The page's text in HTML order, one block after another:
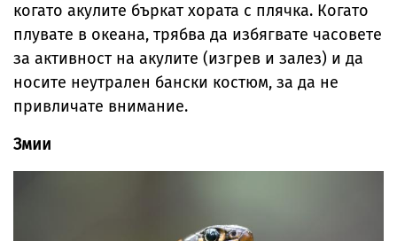
когато акулите бъркат хората с плячка. Когато
плувате в океана, трябва да избягвате часовете
за активност на акулите (изгрев и залез) и да
носите неутрален бански костюм, за да не
привличате внимание.
Змии